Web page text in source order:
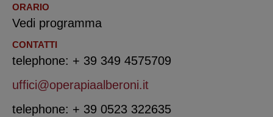
ORARIO
Vedi programma
CONTATTI
telephone: + 39 349 4575709
uffici@operapiaalberoni.it
telephone: + 39 0523 322635